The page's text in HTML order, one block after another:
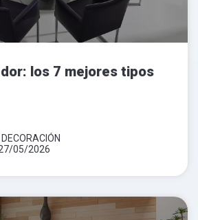
los 7 mejores tipos
05/2026